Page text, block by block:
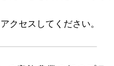
クセスしてください。